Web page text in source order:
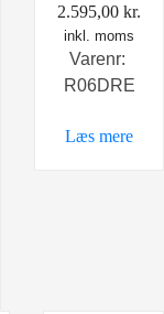
2.595,00 kr.
inkl. moms
Varenr:
R06DRE
Læs mere